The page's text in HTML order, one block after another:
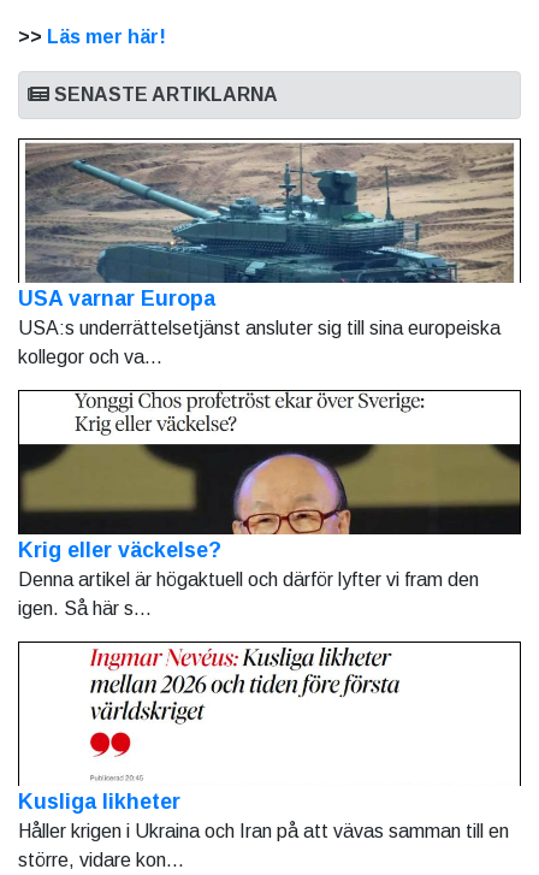
>> Läs mer här!
SENASTE ARTIKLARNA
USA varnar Europa
USA:s underrättelsetjänst ansluter sig till sina europeiska
kollegor och va...
Krig eller väckelse?
Denna artikel är högaktuell och därför lyfter vi fram den
igen. Så här s...
Kusliga likheter
Håller krigen i Ukraina och Iran på att vävas samman till en
större, vidare kon...